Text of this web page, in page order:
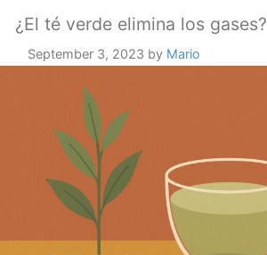
¿El té verde elimina los gases?
September 3, 2023 by Mario